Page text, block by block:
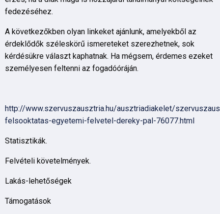
fedezéséhez.
A következőkben olyan linkeket ajánlunk, amelyekből az
érdeklődők széleskörű ismereteket szerezhetnek, sok
kérdésükre választ kaphatnak. Ha mégsem, érdemes ezeket
személyesen feltenni az fogadóóráján.
http://www.szervuszausztria.hu/ausztriadiakelet/
felsooktatas-egyetemi-felvetel-dereky-pal-76077.html
Statisztikák.
Felvételi követelmények.
Lakás-lehetőségek
Támogatások